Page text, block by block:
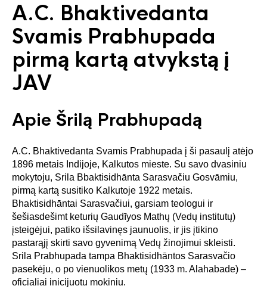
A.C. Bhaktivedanta
Svamis Prabhupada
pirmą kartą atvykstą į
JAV
Apie Šrilą Prabhupadą
A.C. Bhaktivedanta Svamis Prabhupada į ši pasaulį atėjo
1896 metais Indijoje, Kalkutos mieste. Su savo dvasiniu
mokytoju, Srila Bbaktisidhānta Sarasvačiu Gosvāmiu,
pirmą kartą susitiko Kalkutoje 1922 metais.
Bhaktisidhāntai Sarasvačiui, garsiam teologui ir
šešiasdešimt keturių Gaudīyos Mathų (Vedų institutų)
įsteigėjui, patiko išsilavinęs jaunuolis, ir jis įtikino
pastarąjį skirti savo gyvenimą Vedų žinojimui skleisti.
Srila Prabhupada tampa Bhaktisidhāntos Sarasvačio
pasekėju, o po vienuolikos metų (1933 m. Alahabade) –
oficialiai inicijuotu mokiniu.